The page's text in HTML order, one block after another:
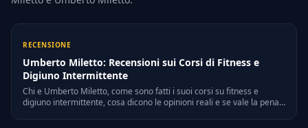
RECENSIONE
Umberto Miletto: Recensioni sui Corsi di Fitness e
Digiuno Intermittente
Chi e Umberto Miletto, come sono fatti i suoi corsi su fitness e
digiuno intermittente, cosa dicono le opinioni reali e se vale la pena: